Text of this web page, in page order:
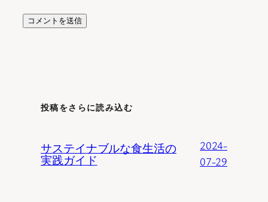
投稿をさらに読み込む
サステイナブルな食生活の
実践ガイド
2024-
07-29